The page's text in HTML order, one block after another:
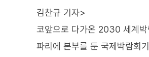
김찬규 기자>
코앞으로 다가온 2030 세계
파리에 본부를 둔 국제박람회